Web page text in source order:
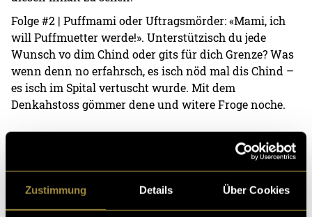
Zustimmung Details Über Cookies
Folge #2 | Puffmami oder Uftragsmörder: «Mami, ich
will Puffmuetter werde!». Unterstützisch du jede
Wunsch vo dim Chind oder gits für dich Grenze? Was
wenn denn no erfahrsch, es isch nöd mal dis Chind –
es isch im Spital vertuscht wurde. Mit dem
Denkahstoss gömmer dene und witere Froge noche.